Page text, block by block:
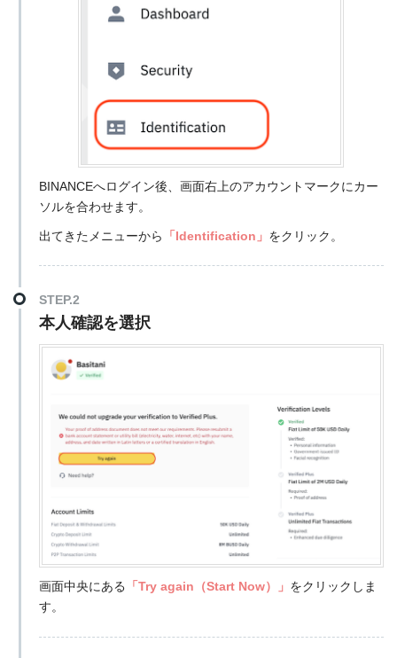
BINANCEへログイン後、画面右上のアカウントマークにカー
ソルを合わせます。
出てきたメニューから 「Identification」 をクリック。
STEP.2
本人確認を選択
画面中央にある 「Try again（Start Now）」 をクリックしま
す。